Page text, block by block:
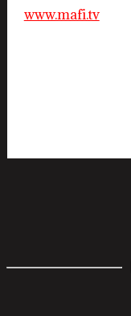
www.mafi.tv